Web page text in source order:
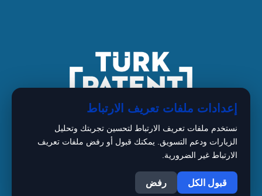
BIMARISTAN Istanbul
إعدادات ملفات تعريف الارتباط
نستخدم ملفات تعريف الارتباط لتحسين تجربتك وتحليل
الزيارات ودعم التسويق. يمكنك قبول أو رفض ملفات تعريف
الارتباط غير الضرورية.
قبول الكل رفض